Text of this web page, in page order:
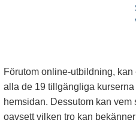
Förutom online-utbildning,
alla de 19 tillgängliga
hemsidan. Dessutom kan
oavsett vilken tro kan